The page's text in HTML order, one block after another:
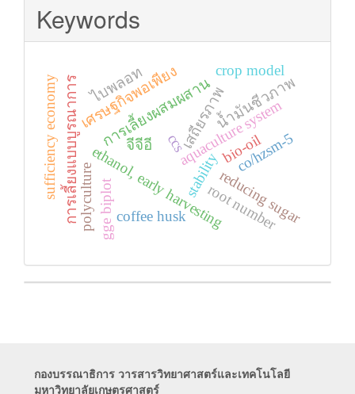
Keywords
เสถียรภาพ
aquaculture system
stability
ethanol, early harvestingreducing sugar
ccs
การเลี้ยงแบบบูรณาการ การเลี้ยงผสมผสาน
เศรษฐกิจพอเพียง
จีจีอี
polyculture
sufficiency economy bio-oil
co/hzsm-5
coffee husk
น้ำมันชีวภาพ
ไบพลอท crop model
gge biplot root number
กองบรรณาธิการ วารสารวิทยาศาสตร์และเทคโนโลยี
มหาวิทยาลัยเกษตรศาสตร์